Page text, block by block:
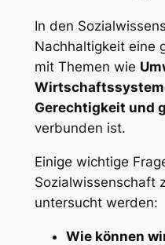
In den
Nachhaltigkeit eine
mit Themen wie
Gerechtigkeit und
verbunden ist.
Einige wichtige
Sozialwissenschaft
untersucht werden:
Wie können